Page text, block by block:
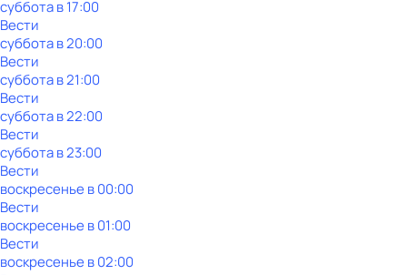
субботав17:00
Вести
субботав20:00
Вести
субботав21:00
Вести
субботав22:00
Вести
субботав23:00
Вести
воскресенье в00:00
Вести
воскресенье в01:00
Вести
воскресенье в02:00